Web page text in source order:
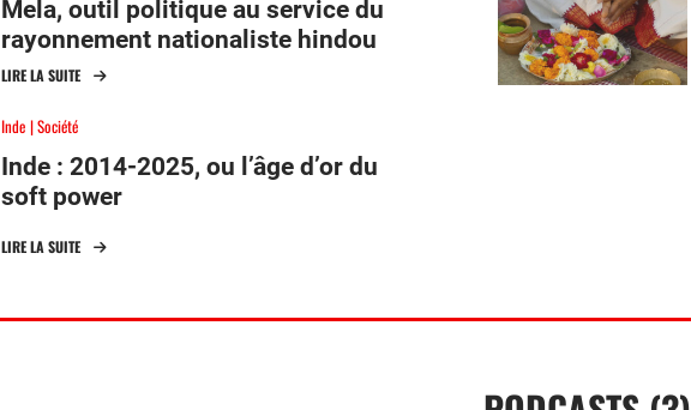
Mela, outil politique au service du
rayonnement nationaliste hindou
LIRE LA SUITE
Inde Société
Inde : 2014-2025, ou l’âge d’or du
soft power
LIRE LA SUITE